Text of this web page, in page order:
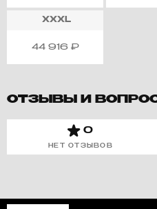
XXXL
44 916 ₽
ОТЗЫВЫ И
0
НЕТ ОТЗЫВОВ